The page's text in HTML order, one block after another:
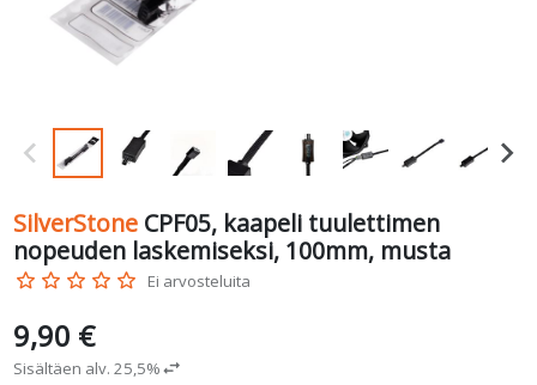
SilverStone CPF05, kaapeli tuulettimen
nopeuden laskemiseksi, 100mm, musta
star_border star_border star_border star_border star_border Ei arvosteluita
9,90 €
Sisältäen alv. 25,5%swap_horiz